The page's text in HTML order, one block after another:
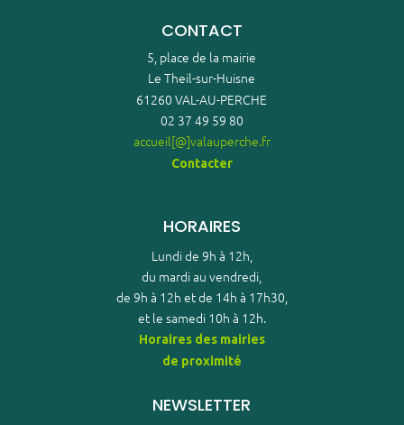
CONTACT
5, place de la mairie
Le Theil-sur-Huisne
61260 VAL-AU-PERCHE
02 37 49 59 80
accueil[@]valauperche.fr
Contacter
HORAIRES
Lundi de 9h à 12h,
du mardi au vendredi,
de 9h à 12h et de 14h à 17h30,
et le samedi 10h à 12h.
Horaires des mairies
de proximité
NEWSLETTER